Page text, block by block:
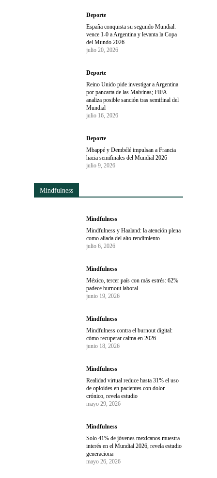
Deporte
España conquista su segundo Mundial:
vence 1-0 a Argentina y levanta la Copa
del Mundo 2026
julio 20, 2026
Deporte
Reino Unido pide investigar a Argentina
por pancarta de las Malvinas; FIFA
analiza posible sanción tras semifinal del
Mundial
julio 16, 2026
Deporte
Mbappé y Dembélé impulsan a Francia
hacia semifinales del Mundial 2026
julio 9, 2026
Mindfulness
Mindfulness
Mindfulness y Haaland: la atención plena
como aliada del alto rendimiento
julio 6, 2026
Mindfulness
México, tercer país con más estrés: 62%
padece burnout laboral
junio 19, 2026
Mindfulness
Mindfulness contra el burnout digital:
cómo recuperar calma en 2026
junio 18, 2026
Mindfulness
Realidad virtual reduce hasta 31% el uso
de opioides en pacientes con dolor
crónico, revela estudio
mayo 29, 2026
Mindfulness
Solo 41% de jóvenes mexicanos muestra
interés en el Mundial 2026, revela estudio
generaciona
mayo 26, 2026